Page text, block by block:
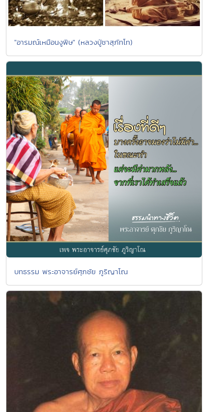
"อารมณ์เหมือนงูพิษ" (หลวงปู่ชาสุภัทโท)
บทธรรม พระอาจารย์ศุภชัย ภูริญาโณ